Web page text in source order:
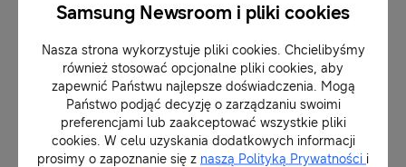
13-06-2022
Ewolucja serii telewizorów
Lifestyle. W tym roku do
wyboru jest aż sześć
produktów
02-06-2022
Kino i imprezy pod gwiazdami
Samsung Newsroom i pliki cookies
Nasza strona wykorzystuje pliki cookies. Chcielibyśmy
również stosować opcjonalne pliki cookies, aby
zapewnić Państwu najlepsze doświadczenia. Mogą
Państwo podjąć decyzję o zarządzaniu swoimi
preferencjami lub zaakceptować wszystkie pliki
cookies. W celu uzyskania dodatkowych informacji
prosimy o zapoznanie się z naszą Polityką Prywatności i